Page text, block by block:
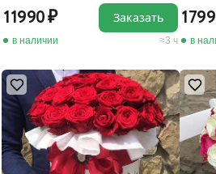
11990
в наличии 3 ч
Заказать
в